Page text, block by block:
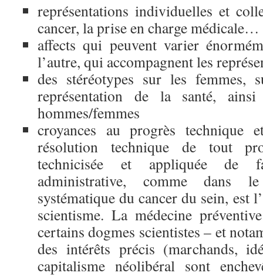
représentations individuelles et
cancer, la prise en charge médicale…
affects qui peuvent varier
l’autre, qui accompagnent les
des stéréotypes sur les femmes,
représentation de la santé,
hommes/femmes
croyances au progrès technique
résolution technique de tout
technicisée et appliquée de
administrative, comme dans
systématique du cancer du sein, est
scientisme. La médecine
certains dogmes scientistes – et
des intérêts précis (marchands,
capitalisme néolibéral sont